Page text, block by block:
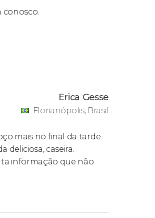
conosco.
Erica Gesse
Florianópolis, Brasil
mais no final da tarde
deliciosa, caseira.
informação que não